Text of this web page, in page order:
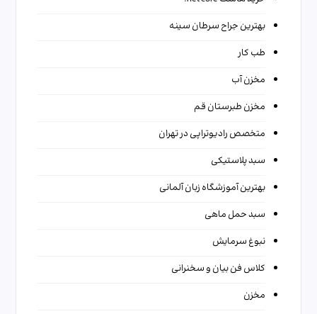
بهترین جراح سرطان سینه
طب کار
مخزن آب
مخزن طبرستان قم
متخصص رادیوتراپی در تهران
سبد پلاستیکی
بهترین آموزشگاه زبان آلمانی
سبد حمل ماهی
نبوغ سرمایش
کلاس فن بیان و سخنرانی
مخزن